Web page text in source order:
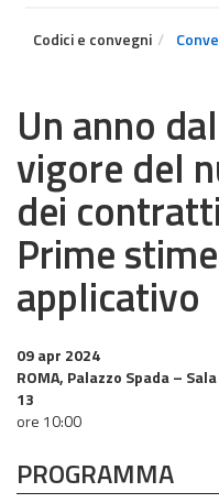
Codici e convegni
Un anno
vigore del
dei
Prime
applicativo
09 apr 2024
ROMA, Palazzo Spada –
13
ore 10:00
PROGRAMMA